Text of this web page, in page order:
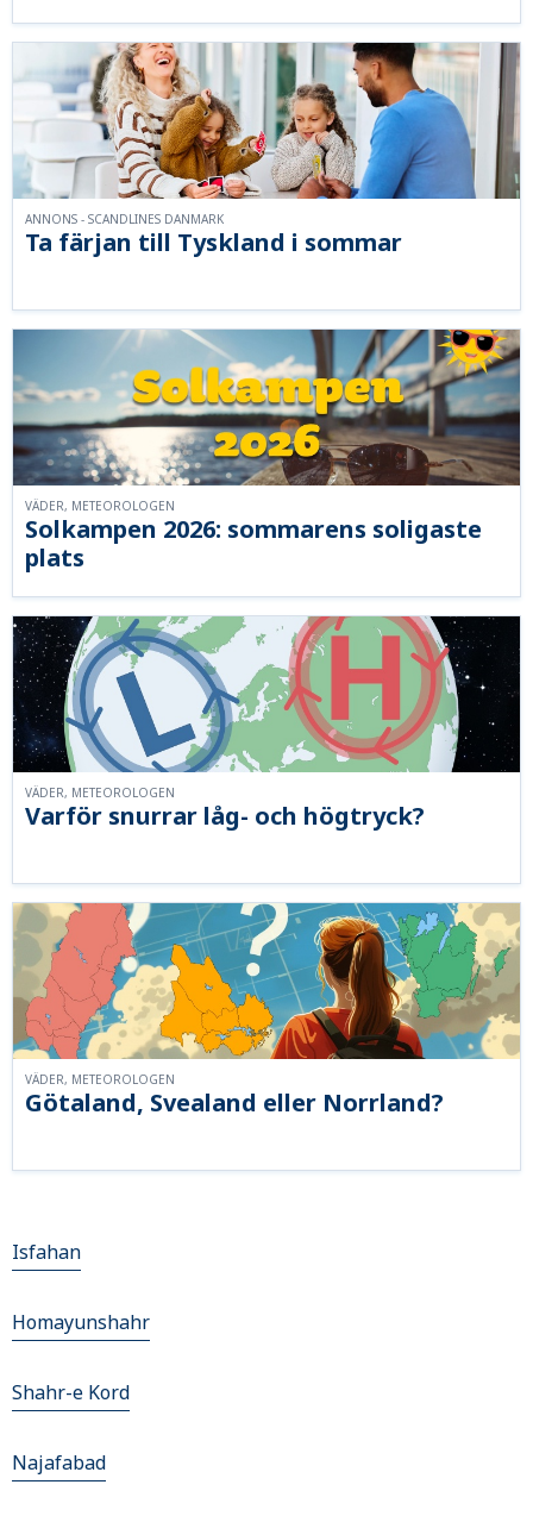
Ta färjan till Tyskland i sommar
ANNONS - SCANDLINES DANMARK
Solkampen 2026: sommarens soligaste
plats
VÄDER, METEOROLOGEN
Varför snurrar låg- och högtryck?
VÄDER, METEOROLOGEN
Götaland, Svealand eller Norrland?
VÄDER, METEOROLOGEN
Isfahan
Homayunshahr
Shahr-e Kord
Najafabad